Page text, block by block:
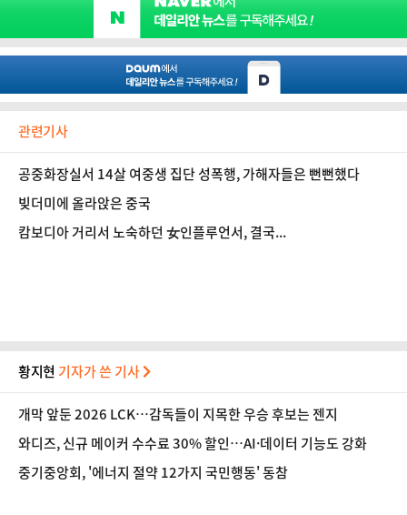
관련기사
공중화장실서 14살 여중생 집단 성폭행, 가해자들은 뻔뻔했다
빚더미에 올라앉은 중국
캄보디아 거리서 노숙하던 女인플루언서, 결국...
황지현 기자가 쓴 기사
개막 앞둔 2026 LCK…감독들이 지목한 우승 후보는 젠지
와디즈, 신규 메이커 수수료 30% 할인…AI·데이터 기능도 강화
중기중앙회, '에너지 절약 12가지 국민행동' 동참